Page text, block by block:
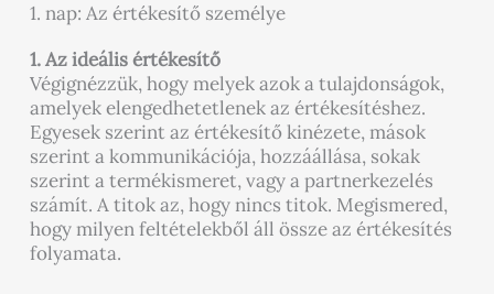
1. nap: Az értékesítő személye
1. Az ideális értékesítő
Végignézzük, hogy melyek azok a tulajdonságok,
amelyek elengedhetetlenek az értékesítéshez.
Egyesek szerint az értékesítő kinézete, mások
szerint a kommunikációja, hozzáállása, sokak
szerint a termékismeret, vagy a partnerkezelés
számít. A titok az, hogy nincs titok. Megismered,
hogy milyen feltételekből áll össze az értékesítés
folyamata.